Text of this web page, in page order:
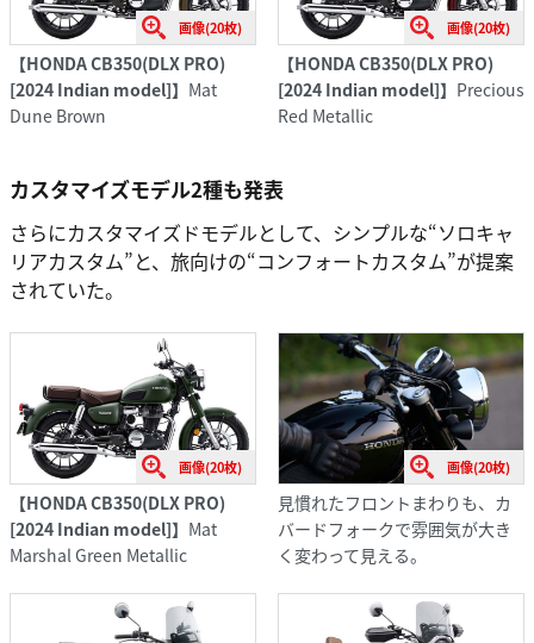
画像(20枚)
【HONDA CB350(DLX PRO)
[2024 Indian model]】 Mat
Dune Brown
画像(20枚)
【HONDA CB350(DLX PRO)
[2024 Indian model]】 Precious
Red Metallic
カスタマイズモデル2種も発表
さらにカスタマイズドモデルとして、シンプルな“ソロキャ
リアカスタム”と、旅向けの“コンフォートカスタム”が提案
されていた。
画像(20枚)
【HONDA CB350(DLX PRO)
[2024 Indian model]】 Mat
Marshal Green Metallic
画像(20枚)
見慣れたフロントまわりも、カ
バードフォークで雰囲気が大き
く変わって見える。